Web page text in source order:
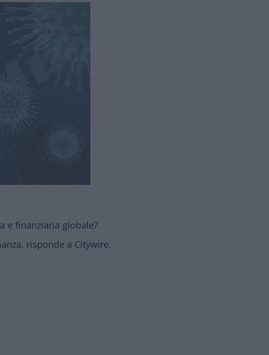
e finanziaria globale?
risponde a Citywire.